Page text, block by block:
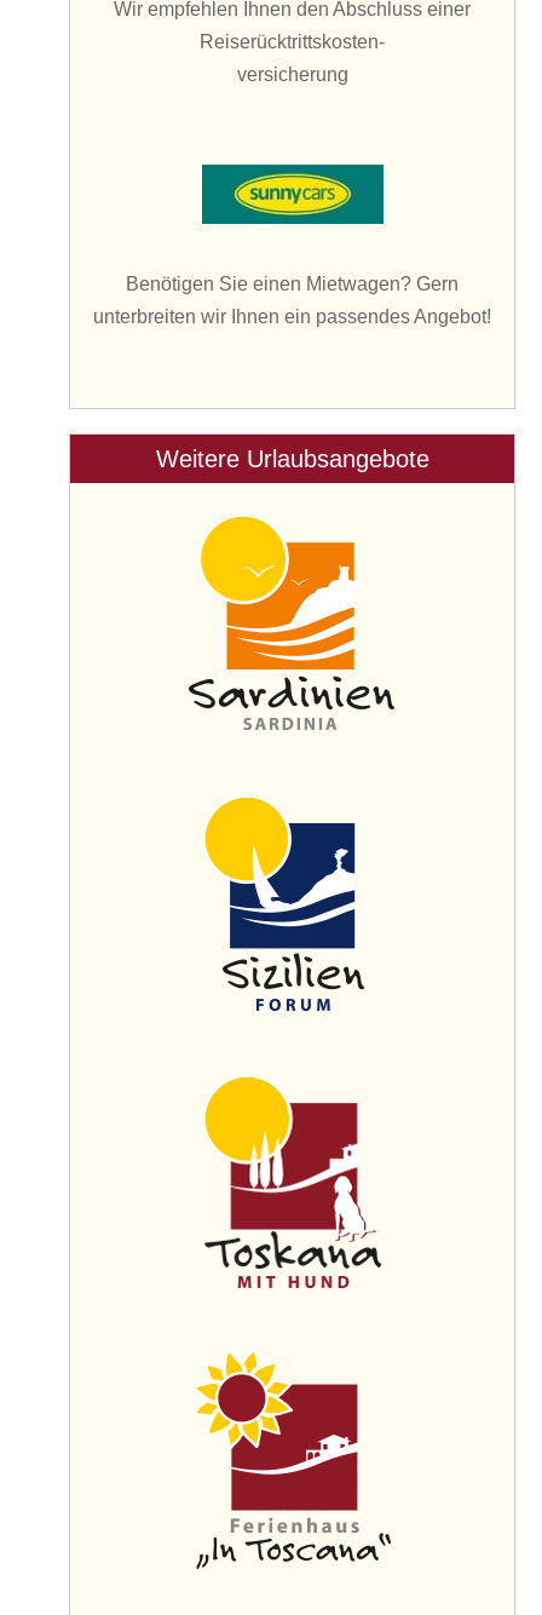
Wir empfehlen Ihnen den Abschluss einer
Reiserücktrittskosten-
versicherung
Benötigen Sie einen Mietwagen? Gern
unterbreiten wir Ihnen ein passendes Angebot!
Weitere Urlaubsangebote